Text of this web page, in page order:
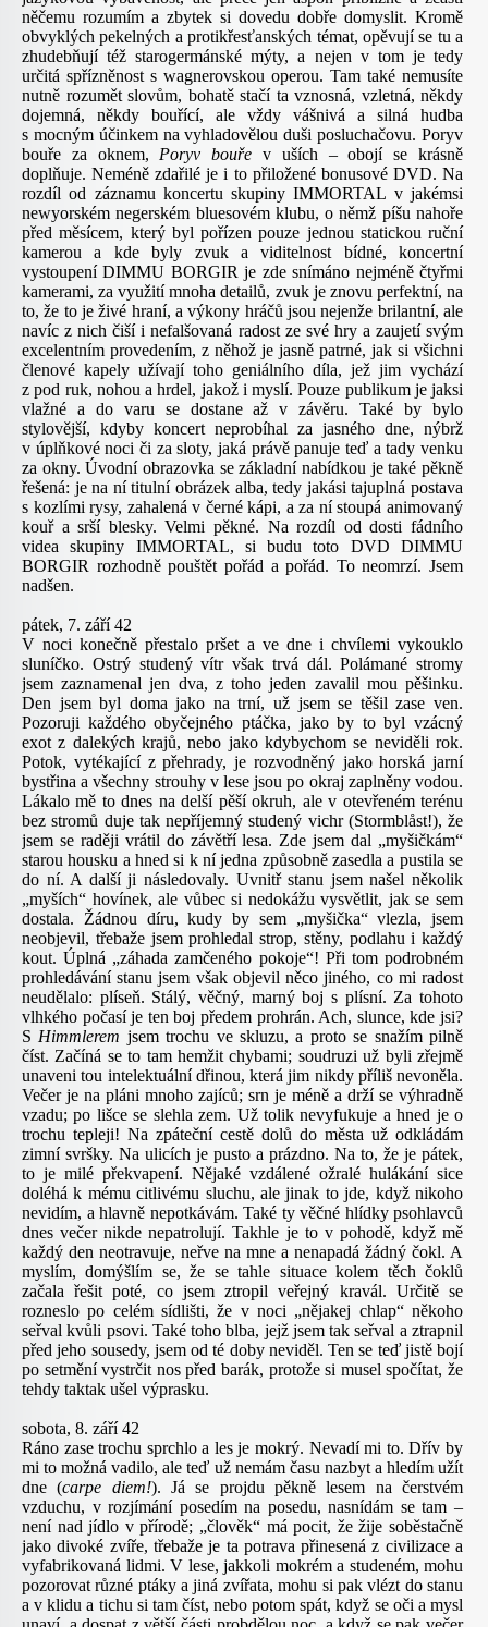
něčemu rozumím a zbytek si dovedu dobře domyslit. Kromě
obvyklých pekelných a protikřesťanských témat, opěvují se tu a
zhudebňují též starogermánské mýty, a nejen v tom je tedy
určitá spřízněnost s wagnerovskou operou. Tam také nemusíte
nutně rozumět slovům, bohatě stačí ta vznosná, vzletná, někdy
dojemná, někdy bouřící, ale vždy vášnivá a silná hudba
s mocným účinkem na vyhladovělou duši posluchačovu. Poryv
bouře za oknem, Poryv bouře v uších – obojí se krásně
doplňuje. Neméně zdařilé je i to přiložené bonusové DVD. Na
rozdíl od záznamu koncertu skupinyIMMORTAL v jakémsi
newyorském negerském bluesovém klubu, o němž píšu nahoře
před měsícem, který byl pořízen pouze jednou statickou ruční
kamerou a kde byly zvuk a viditelnost bídné, koncertní
vystoupeníDIMMU BORGIR je zde snímáno nejméně čtyřmi
kamerami, za využití mnoha detailů, zvuk je znovu perfektní, na
to, že to je živé hraní, a výkony hráčů jsou nejenže brilantní, ale
navíc z nich čiší i nefalšovaná radost ze své hry a zaujetí svým
excelentním provedením, z něhož je jasně patrné, jak si všichni
členové kapely užívají toho geniálního díla, jež jim vychází
z pod ruk, nohou a hrdel, jakož i myslí. Pouze publikum je jaksi
vlažné a do varu se dostane až v závěru. Také by bylo
stylovější, kdyby koncert neprobíhal za jasného dne, nýbrž
v úplňkové noci či za sloty, jaká právě panuje teď a tady venku
za okny. Úvodní obrazovka se základní nabídkou je také pěkně
řešená: je na ní titulní obrázek alba, tedy jakási tajuplná postava
s kozlími rysy, zahalená v černé kápi, a za ní stoupá animovaný
kouř a srší blesky. Velmi pěkné. Na rozdíl od dosti fádního
videa skupiny IMMORTAL, si budu toto DVDDIMMU
BORGIR rozhodně pouštět pořád a pořád. To neomrzí. Jsem
nadšen.
pátek, 7. září 42
V noci konečně přestalo pršet a ve dne i chvílemi vykouklo
sluníčko. Ostrý studený vítr však trvá dál. Polámané stromy
jsem zaznamenal jen dva, z toho jeden zavalil mou pěšinku.
Den jsem byl doma jako na trní, už jsem se těšil zase ven.
Pozoruji každého obyčejného ptáčka, jako by to byl vzácný
exot z dalekých krajů, nebo jako kdybychom se neviděli rok.
Potok, vytékající z přehrady, je rozvodněný jako horská jarní
bystřina a všechny strouhy v lese jsou po okraj zaplněny vodou.
Lákalo mě to dnes na delší pěší okruh, ale v otevřeném terénu
bez stromů duje tak nepříjemný studený vichr (Stormblåst!), že
jsem se raději vrátil do závětří lesa. Zde jsem dal „myšičkám“
starou housku a hned si k ní jedna způsobně zasedla a pustila se
do ní. A další ji následovaly. Uvnitř stanu jsem našel několik
„myších“ hovínek, ale vůbec si nedokážu vysvětlit, jak se sem
dostala. Žádnou díru, kudy by sem „myšička“ vlezla, jsem
neobjevil, třebaže jsem prohledal strop, stěny, podlahu i každý
kout. Úplná „záhada zamčeného pokoje“! Při tom podrobném
prohledávání stanu jsem však objevil něco jiného, co mi radost
neudělalo: plíseň. Stálý, věčný, marný boj s plísní. Za tohoto
vlhkého počasí je ten boj předem prohrán. Ach, slunce, kde jsi?
S Himmlerem jsem trochu ve skluzu, a proto se snažím pilně
číst. Začíná se to tam hemžit chybami; soudruzi už byli zřejmě
unaveni tou intelektuální dřinou, která jim nikdy příliš nevoněla.
Večer je na pláni mnoho zajíců; srn je méně a drží se výhradně
vzadu; po lišce se slehla zem. Už tolik nevyfukuje a hned je o
trochu tepleji! Na zpáteční cestě dolů do města už odkládám
zimní svršky. Na ulicích je pusto a prázdno. Na to, že je pátek,
to je milé překvapení. Nějaké vzdálené ožralé hulákání sice
doléhá k mému citlivému sluchu, ale jinak to jde, když nikoho
nevidím, a hlavně nepotkávám. Také ty věčné hlídky psohlavců
dnes večer nikde nepatrolují. Takhle je to v pohodě, když mě
každý den neotravuje, neřve na mne a nenapadá žádný čokl. A
myslím, domýšlím se, že se tahle situace kolem těch čoklů
začala řešit poté, co jsem ztropil veřejný kravál. Určitě se
rozneslo po celém sídlišti, že v noci „nějakej chlap“ někoho
seřval kvůli psovi. Také toho blba, jejž jsem tak seřval a ztrapnil
před jeho sousedy, jsem od té doby neviděl. Ten se teď jistě bojí
po setmění vystrčit nos před barák, protože si musel spočítat, že
tehdy taktak ušel výprasku.
sobota, 8. září 42
Ráno zase trochu sprchlo a les je mokrý. Nevadí mi to. Dřív by
mi to možná vadilo, ale teď už nemám času nazbyt a hledím užít
dne (carpe diem!). Já se projdu pěkně lesem na čerstvém
vzduchu, v rozjímání posedím na posedu, nasnídám se tam –
není nad jídlo v přírodě; „člověk“ má pocit, že žije soběstačně
jako divoké zvíře, třebaže je ta potrava přinesená z civilizace a
vyfabrikovaná lidmi. V lese, jakkoli mokrém a studeném, mohu
pozorovat různé ptáky a jiná zvířata, mohu si pak vlézt do stanu
a v klidu a tichu si tam číst, nebo potom spát, když se oči a mysl